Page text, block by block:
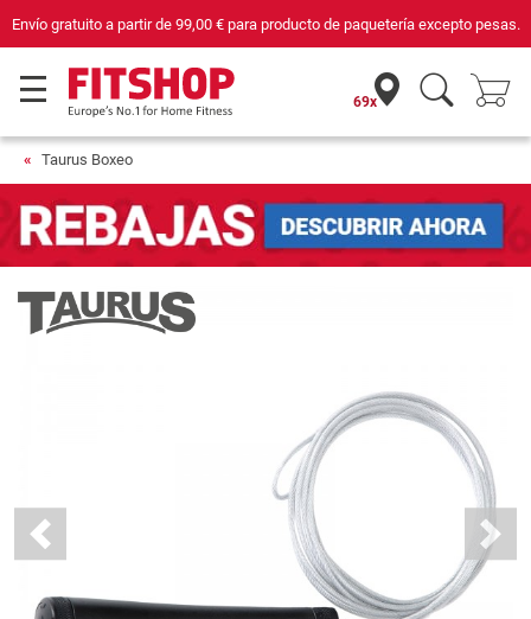
Envío gratuito a partir de 99,00 €para producto de paquetería excepto pesas.
69x
Taurus Boxeo
Previous Next